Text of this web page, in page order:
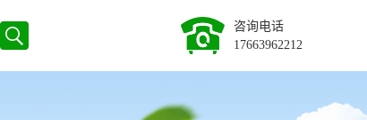
咨询电话
17663962212